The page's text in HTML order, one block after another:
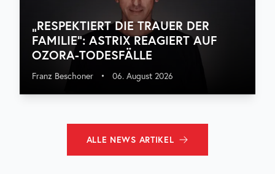
„RESPEKTIERT DIE TRAUER DER
FAMILIE“: ASTRIX REAGIERT AUF
OZORA-TODESFÄLLE
Franz Beschoner • 06. August 2026
ALLE NEWS ARTIKEL